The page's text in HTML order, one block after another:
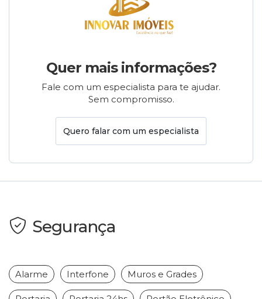
Quer mais informações?
Fale com um especialista para te ajudar.
Sem compromisso.
Quero falar com um especialista
Segurança
Alarme Interfone Muros e Grades